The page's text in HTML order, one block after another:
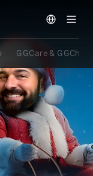
GGCare &